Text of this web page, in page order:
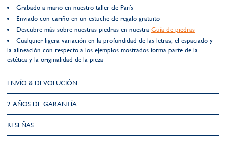
Grabado a mano en nuestro taller de París
Enviado con cariño en un estuche de regalo gratuito
Descubre más sobre nuestras piedras en nuestra Guía de piedras
Cualquier ligera variación en la profundidad de las letras, el espaciado y
la alineación con respecto a los ejemplos mostrados forma parte de la
estética y la originalidad de la pieza
ENVÍO & DEVOLUCIÓN
2 AÑOS DE GARANTÍA​
RESEÑAS